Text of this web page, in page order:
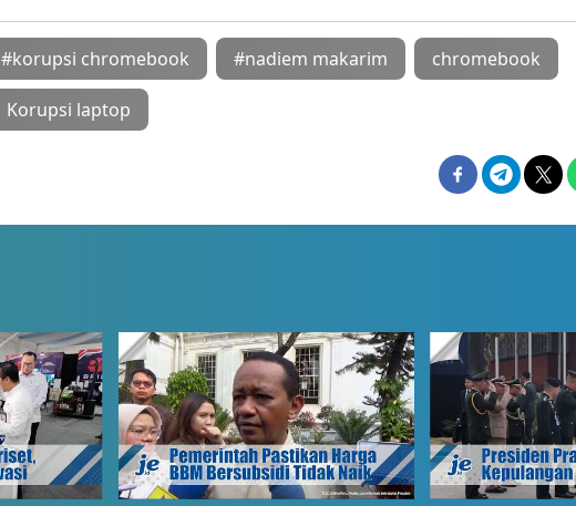
#korupsi chromebook #nadiem makarim chromebook
Korupsi laptop